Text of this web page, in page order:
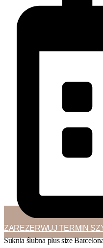
ZAREZERWUJ TERMIN
Suknia ślubna plus size